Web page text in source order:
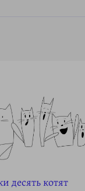
десять котят